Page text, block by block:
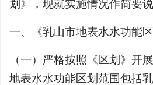
划》，现就实施情况作简要说
一、《乳山市地表水水功能
（一）严格按照《区划》开
地表水水功能区划范围包括